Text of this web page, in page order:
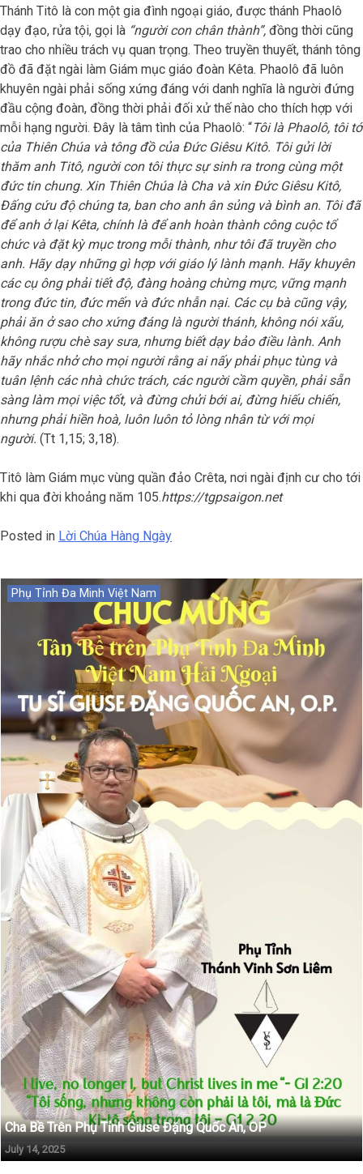
Thánh Titô là con một gia đình ngoại giáo, được thánh Phaolô
dạy đạo, rửa tội, gọi là “người con chân thành”, đồng thời cũng
trao cho nhiều trách vụ quan trọng. Theo truyền thuyết, thánh tông
đồ đã đặt ngài làm Giám mục giáo đoàn Kêta. Phaolô đã luôn
khuyên ngài phải sống xứng đáng với danh nghĩa là người đứng
đầu cộng đoàn, đồng thời phải đối xử thế nào cho thích hợp với
mỗi hạng người. Đây là tâm tình của Phaolô: “Tôi là Phaolô, tôi tớ
của Thiên Chúa và tông đồ của Đức Giêsu Kitô. Tôi gửi lời
thăm anh Titô, người con tôi thực sự sinh ra trong cùng một
đức tin chung. Xin Thiên Chúa là Cha và xin Đức Giêsu Kitô,
Đấng cứu độ chúng ta, ban cho anh ân sủng và bình an. Tôi đã
để anh ở lại Kêta, chính là để anh hoàn thành công cuộc tổ
chức và đặt kỳ mục trong mỗi thành, như tôi đã truyền cho
anh. Hãy dạy những gì hợp với giáo lý lành mạnh. Hãy khuyên
các cụ ông phải tiết độ, đàng hoàng chừng mực, vững mạnh
trong đức tin, đức mến và đức nhẫn nại. Các cụ bà cũng vậy,
phải ăn ở sao cho xứng đáng là người thánh, không nói xấu,
không rượu chè say sưa, nhưng biết dạy bảo điều lành. Anh
hãy nhắc nhở cho mọi người rằng ai nấy phải phục tùng và
tuân lệnh các nhà chức trách, các người cầm quyền, phải sẵn
sàng làm mọi việc tốt, và đừng chửi bới ai, đừng hiếu chiến,
nhưng phải hiền hoà, luôn luôn tỏ lòng nhân từ với mọi
người. (Tt 1,15; 3,18).
Titô làm Giám mục vùng quần đảo Crêta, nơi ngài định cư cho tới
khi qua đời khoảng năm 105.https://tgpsaigon.net
Posted in Lời Chúa Hàng Ngày
Phụ Tỉnh Đa Minh Việt Nam
Cha Bề Trên Phụ Tỉnh Giuse Đặng Quốc An, OP
July 14, 2025